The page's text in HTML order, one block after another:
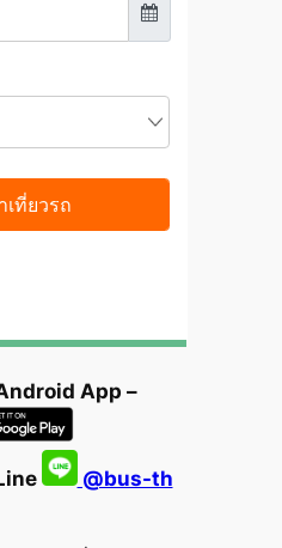
App –
@bus-th